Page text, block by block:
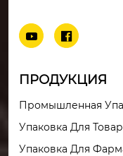
 
ПРОДУКЦИЯ
Промышленная
Упаковка Для
Упаковка Для